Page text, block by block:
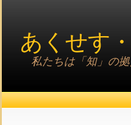
あくせす
私たちは「知」の